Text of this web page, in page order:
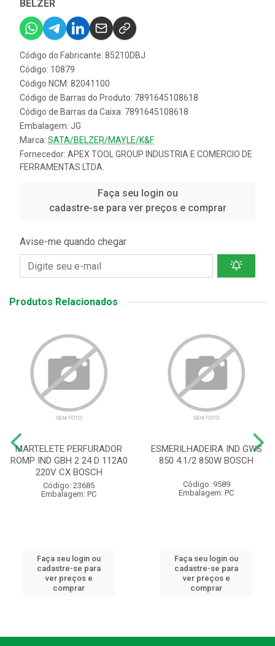
BELZER
Código do Fabricante: 85210DBJ
Código: 10879
Código NCM: 82041100
Código de Barras do Produto: 7891645108618
Código de Barras da Caixa: 7891645108618
Embalagem: JG
Marca: SATA/BELZER/MAYLE/K&F
Fornecedor: APEX TOOL GROUP INDUSTRIA E COMERCIO DE
FERRAMENTAS LTDA.
Faça seu login ou
cadastre-se para ver preços e comprar
Avise-me quando chegar
Produtos Relacionados
MARTELETE PERFURADOR
ROMP IND GBH 2 24 D 112A0
220V CX BOSCH
Código: 23685
Embalagem: PC
Faça seu login ou
cadastre-se para
ver preços e
comprar
ESMERILHADEIRA IND GWS
850 4.1/2 850W BOSCH
Código: 9589
Embalagem: PC
Faça seu login ou
cadastre-se para
ver preços e
comprar